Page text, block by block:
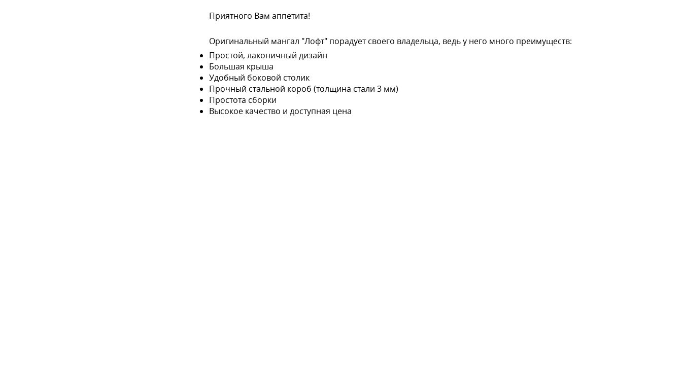
Приятного Вам аппетита!
Оригинальный мангал "Лофт" порадует своего владельца, ведь у него много преимуществ:
Простой, лаконичный дизайн
Большая крыша
Удобный боковой столик
Прочный стальной короб (толщина стали 3 мм)
Простота сборки
Высокое качество и доступная цена